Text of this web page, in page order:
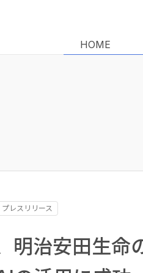
HOME
プレスリリース
明治安田生命
HOME